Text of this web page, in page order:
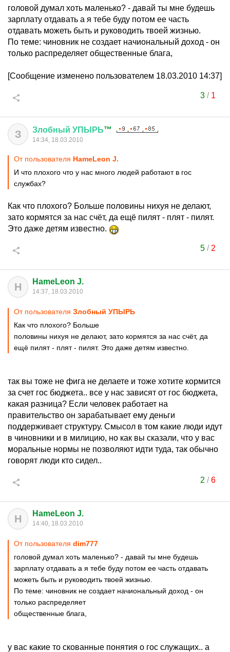
головой думал хоть маленько? - давай ты мне будешь
зарплату отдавать а я тебе буду потом ее часть
отдавать можеть быть и руководить твоей жизнью.
По теме: чиновник не создает начиональный доход - он
только распределяет общественные блага,
[Сообщение изменено пользователем 18.03.2010 14:37]
3/ 1
З Злобный УПЫРЬ™
14:34, 18.03.2010
От пользователя HameLeon J.
И что плохого что у нас много людей работают в гос
службах?
Как что плохого? Больше половины нихуя не делают,
зато кормятся за нас счёт, да ещё пилят - плят - пилят.
Это даже детям известно.
5/ 2
H HameLeon J.
14:37, 18.03.2010
От пользователя Злобный УПЫРЬ
Как что плохого? Больше
половины нихуя не делают, зато кормятся за нас счёт, да
ещё пилят - плят - пилят. Это даже детям известно.
так вы тоже не фига не делаете и тоже хотите кормится
за счет гос бюджета.. все у нас зависят от гос бюджета,
какая разница? Если человек работает на
правительство он зарабатывает ему деньги
поддерживает структуру. Смысол в том какие люди идут
в чиновники и в милицию, но как вы сказали, что у вас
моральные нормы не позволяют идти туда, так обычно
говорят люди кто сидел..
2 /6
H HameLeon J.
14:40, 18.03.2010
От пользователя dim777
головой думал хоть маленько? - давай ты мне будешь
зарплату отдавать а я тебе буду потом ее часть отдавать
можеть быть и руководить твоей жизнью.
По теме: чиновник не создает начиональный доход - он
только распределяет
общественные блага,
у вас какие то скованные понятия о гос служащих.. а